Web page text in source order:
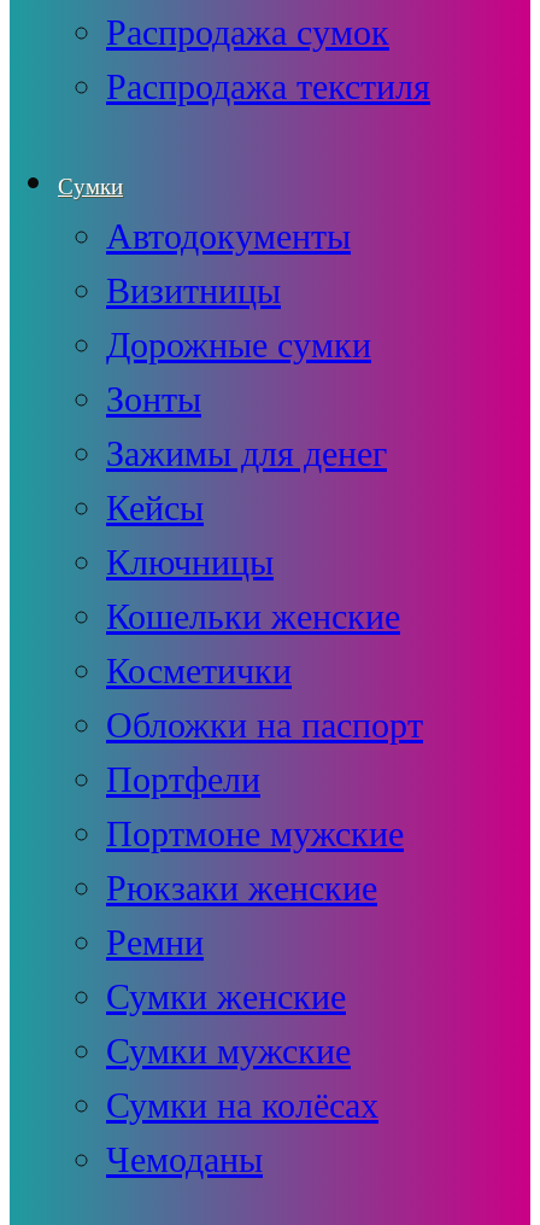
Распродажа сумок
Распродажа текстиля
Сумки
Автодокументы
Визитницы
Дорожные сумки
Зонты
Зажимы для денег
Кейсы
Ключницы
Кошельки женские
Косметички
Обложки на паспорт
Портфели
Портмоне мужские
Рюкзаки женские
Ремни
Сумки женские
Сумки мужские
Сумки на колёсах
Чемоданы